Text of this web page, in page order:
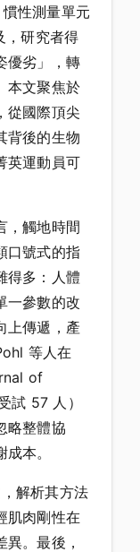
性測量單元
，研究者得
優劣」，轉
本文聚焦於
從國際頂尖
背後的生物
英運動員可
，觸地時間
口號式的指
得多：人體
一參數的改
傳遞，產
等人在
of
57 人）
略整體協
本。
解析其方法
肌肉剛性在
。最後，